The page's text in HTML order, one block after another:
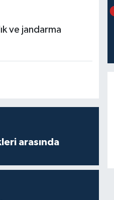
ve jandarma
arasında